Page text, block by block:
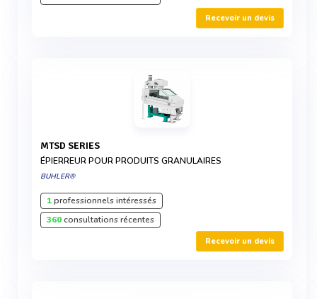
Recevoir un devis
MTSD SERIES
ÉPIERREUR POUR PRODUITS GRANULAIRES
BUHLER®
1professionnels intéressés
360consultations récentes
Recevoir un devis